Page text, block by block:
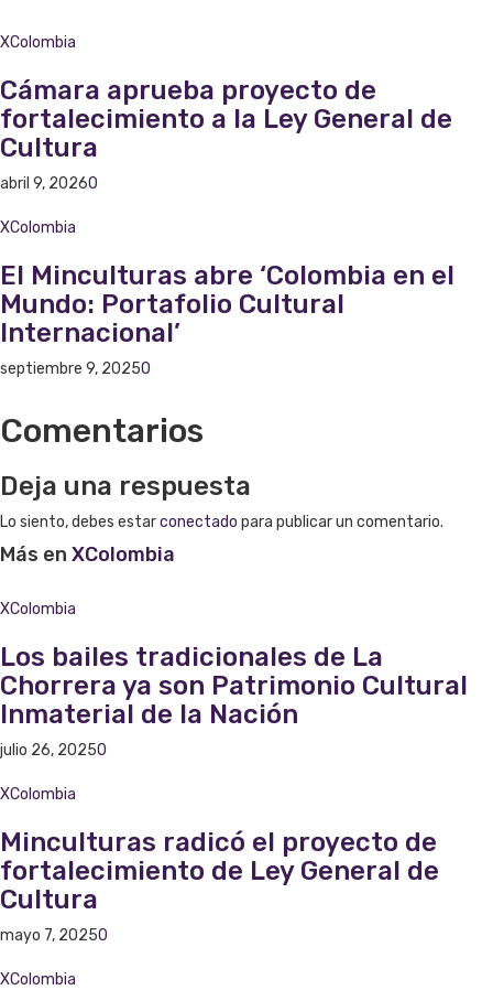
XColombia
Cámara aprueba proyecto de
fortalecimiento a la Ley General de
Cultura
abril 9, 20260
XColombia
El Minculturas abre ‘Colombia en el
Mundo: Portafolio Cultural
Internacional’
septiembre 9, 20250
Comentarios
Deja una respuesta
Lo siento, debes estarconectado para publicar un comentario.
Más en XColombia
XColombia
Los bailes tradicionales de La
Chorrera ya son Patrimonio Cultural
Inmaterial de la Nación
julio 26, 20250
XColombia
Minculturas radicó el proyecto de
fortalecimiento de Ley General de
Cultura
mayo 7, 20250
XColombia